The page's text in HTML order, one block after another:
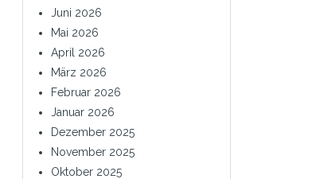
Juni 2026
Mai 2026
April 2026
März 2026
Februar 2026
Januar 2026
Dezember 2025
November 2025
Oktober 2025